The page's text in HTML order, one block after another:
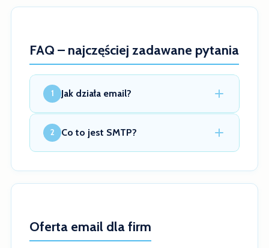
FAQ – najczęściej zadawane pytania
1 Jak działa email?
2 Co to jest SMTP?
Oferta email dla firm